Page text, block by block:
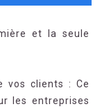
et la seule
vos clients : Ce
les entreprises